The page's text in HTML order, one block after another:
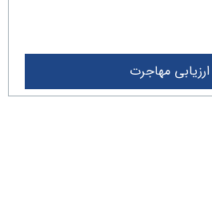
مهاجرت